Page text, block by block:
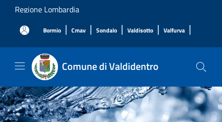
Salta al contenuto principale
Regione Lombardia
Bormio | Cmav | Sondalo | Valdisotto | Valfurva |
Comune di Valdidentro